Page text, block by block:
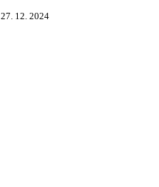
27. 12. 2024